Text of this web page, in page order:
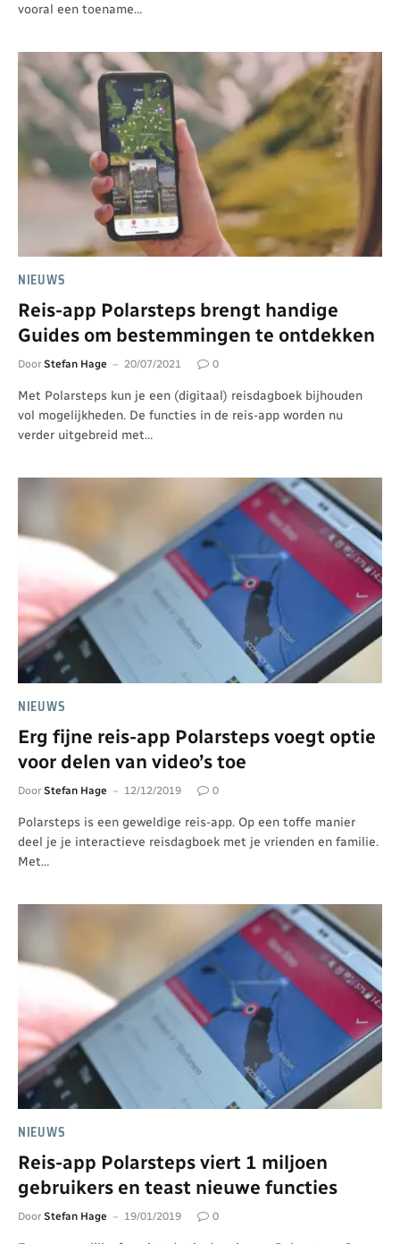
vooral een toename…
NIEUWS
Reis-app Polarsteps brengt handige
Guides om bestemmingen te ontdekken
Door Stefan Hage 20/07/2021 0
Met Polarsteps kun je een (digitaal) reisdagboek bijhouden
vol mogelijkheden. De functies in de reis-app worden nu
verder uitgebreid met…
NIEUWS
Erg fijne reis-app Polarsteps voegt optie
voor delen van video’s toe
Door Stefan Hage 12/12/2019 0
Polarsteps is een geweldige reis-app. Op een toffe manier
deel je je interactieve reisdagboek met je vrienden en familie.
Met…
NIEUWS
Reis-app Polarsteps viert 1 miljoen
gebruikers en teast nieuwe functies
Door Stefan Hage 19/01/2019 0